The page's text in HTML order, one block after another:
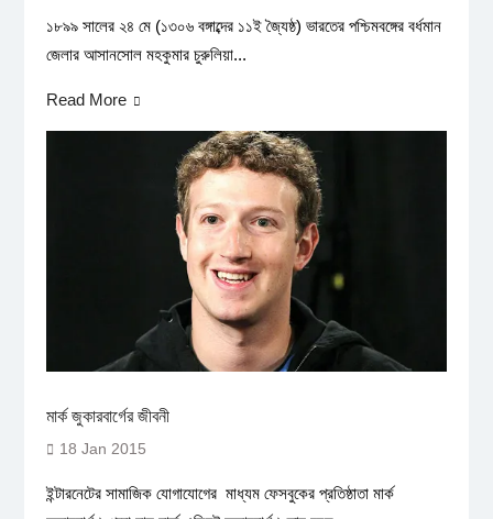
১৮৯৯ সালের ২৪ মে (১৩০৬ বঙ্গাব্দের ১১ই জ্যৈষ্ঠ) ভারতের পশ্চিমবঙ্গের বর্ধমান
জেলার আসানসোল মহকুমার চুরুলিয়া...
Read More
মার্ক জুকারবার্গের জীবনী
18 Jan 2015
ইন্টারনেটের সামাজিক যোগাযোগের মাধ্যম ফেসবুকের প্রতিষ্ঠাতা মার্ক